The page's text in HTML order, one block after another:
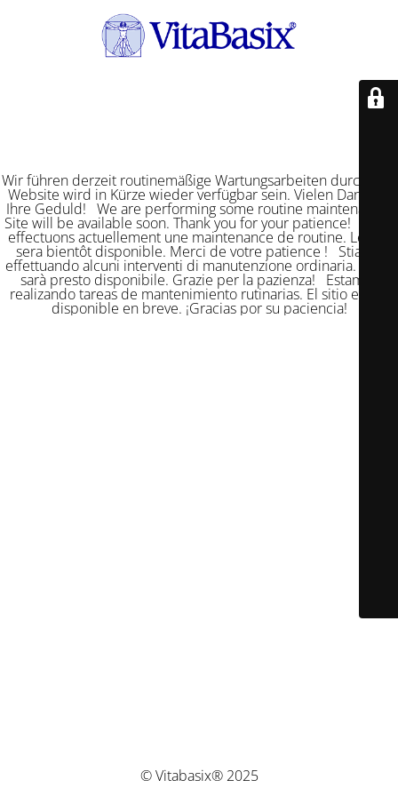
Wir führen derzeit routinemäßige Wartungsarbeiten durch. Die
Website wird in Kürze wieder verfügbar sein. Vielen Dank für
Ihre Geduld! We are performing some routine maintenance.
Site will be available soon. Thank you for your patience! Nous
effectuons actuellement une maintenance de routine. Le site
sera bientôt disponible. Merci de votre patience ! Stiamo
effettuando alcuni interventi di manutenzione ordinaria. Il sito
sarà presto disponibile. Grazie per la pazienza! Estamos
realizando tareas de mantenimiento rutinarias. El sitio estará
disponible en breve. ¡Gracias por su paciencia!
© Vitabasix® 2025